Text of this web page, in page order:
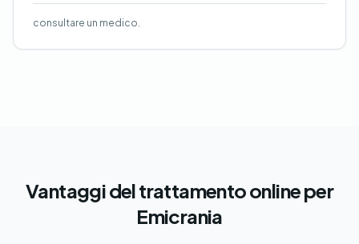
consultare un medico.
Vantaggi del trattamento online per
Emicrania